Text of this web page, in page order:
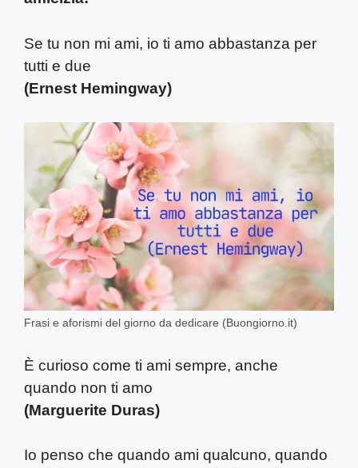
Se tu non mi ami, io ti amo abbastanza per
tutti e due
(Ernest Hemingway)
Frasi e aforismi del giorno da dedicare (Buongiorno.it)
È curioso come ti ami sempre, anche
quando non ti amo
(Marguerite Duras)
Io penso che quando ami qualcuno, quando